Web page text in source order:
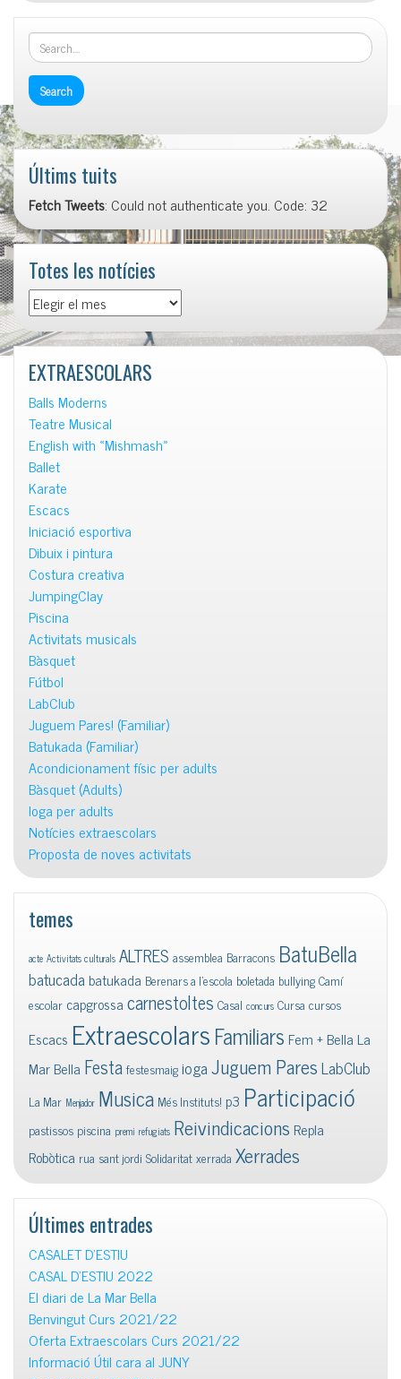
Últims tuits
Fetch Tweets: Could not authenticate you. Code: 32
Totes les notícies
Totes
les
notícies
EXTRAESCOLARS
Balls Moderns
Teatre Musical
English with «Mishmash»
Ballet
Karate
Escacs
Iniciació esportiva
Dibuix i pintura
Costura creativa
JumpingClay
Piscina
Activitats musicals
Bàsquet
Fútbol
LabClub
Juguem Pares! (Familiar)
Batukada (Familiar)
Acondicionament físic per adults
Bàsquet (Adults)
Ioga per adults
Notícies extraescolars
Proposta de noves activitats
temes
acte Activitats culturals ALTRES assemblea Barracons BatuBella
batucadabatukada Berenars a l'escola boletada bullyingCamí
escolar capgrossacarnestoltes Casal concurs Cursa cursos
Escacs ExtraescolarsFamiliars Fem + Bella La
Mar Bella FestafestesmaigiogaJuguem ParesLabClub
La Mar Menjador Musica Més Instituts! p3 Participació
pastissos piscina premi refugiats Reivindicacions Repla
Robòtica rua sant jordi Solidaritatxerrada Xerrades
Últimes entrades
CASALET D’ESTIU
CASAL D’ESTIU 2022
El diari de La Mar Bella
Benvingut Curs 2021/22
Oferta Extraescolars Curs 2021/22
Informació Útil cara al JUNY